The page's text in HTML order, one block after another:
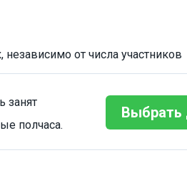
от числа участников
занят
полчаса.
Выбрать